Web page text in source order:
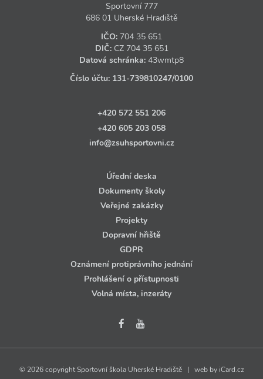
Sportovní 777
686 01 Uherské Hradiště
IČO: 704 35 651
DIČ: CZ 704 35 651
Datová schránka: 43wmtp8
Číslo účtu: 131‑739810247/0100
+420 572 551 206
+420 605 203 058
info@zsuhsportovni.cz
Úřední deska
Dokumenty školy
Veřejné zakázky
Projekty
Dopravní hřiště
GDPR
Oznámení protiprávního jednání
Prohlášení o přístupnosti
Volná místa, inzeráty
© 2026 copyright Sportovní škola Uherské Hradiště | web by iCard.cz